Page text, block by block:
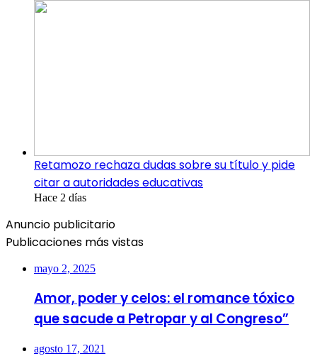
Retamozo rechaza dudas sobre su título y pide
citar a autoridades educativas
Hace 2 días
Anuncio publicitario
Publicaciones más vistas
mayo 2, 2025
Amor, poder y celos: el romance tóxico
que sacude a Petropar y al Congreso”
agosto 17, 2021